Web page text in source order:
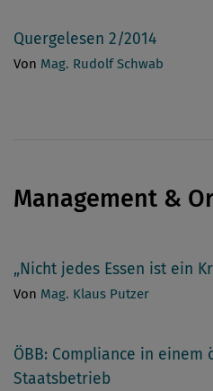
Quergelesen 2/2014
Von Mag. Rudolf Schwab
Management &
„Nicht jedes Essen ist ein
Von Mag. Klaus Putzer
ÖBB: Compliance in einem
Staatsbetrieb